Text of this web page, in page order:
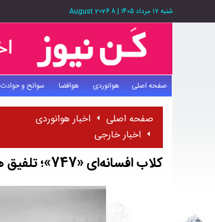
شنبه ۱۷ مرداد ۱۴۰۵ |
8 August 2026
صفحه اصلی هوانوردی هوافضا سوانح و حوادث
صفحه اصلی
اخبار هوانوردی
اخبار خارجی
کلاب افسانه‌ای «747»؛ تلفیق هوانوردی و زندگی شبانه در دهه‌ ۷۰